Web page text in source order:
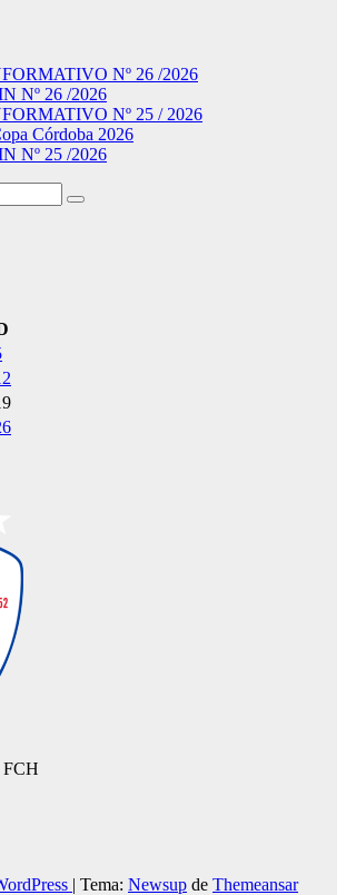
Nº 26 /2026
Nº 26 /2026
Nº 25 / 2026
Córdoba 2026
Nº 25 /2026
FCH
| Tema: Newsup de Themeansar